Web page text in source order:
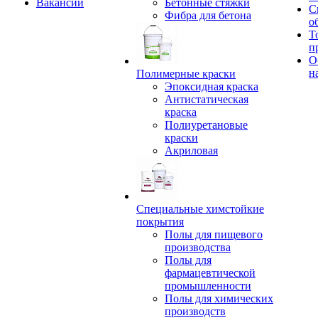
Вакансии
Бетонные стяжки
Фибра для бетона
Полимерные краски
Эпоксидная краска
Антистатическая
краска
Полиуретановые
краски
Акриловая
Специальные химстойкие
покрытия
Полы для пищевого
производства
Полы для
фармацевтической
промышленности
Полы для химических
производств